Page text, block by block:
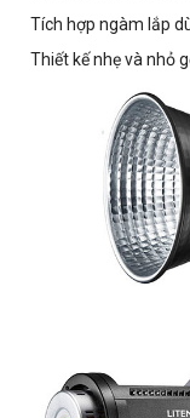
Tích hợp ngàm lắp
Thiết kế nhẹ và nhỏ